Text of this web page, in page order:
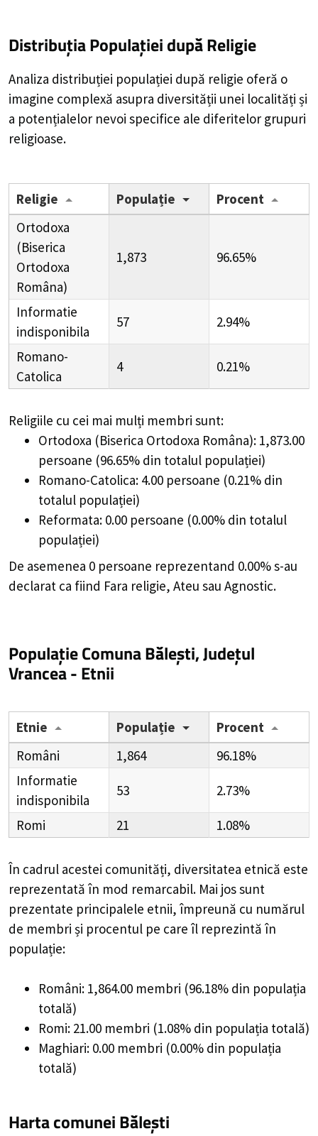
Distribuția Populațieidupă Religie
Analiza distribuției populației după religie oferă o
imagine complexă asupra diversității unei localități și
a potențialelor nevoi specifice ale diferitelor grupuri
religioase.
Religie Populație
Procent
Ortodoxa
(Biserica
Ortodoxa
Româna)
1,873 96.65%
Informatie
indisponibila
57 2.94%
Romano-
Catolica
4 0.21%
Religiile cu cei mai mulți membri sunt:
Ortodoxa (Biserica Ortodoxa Româna): 1,873.00
persoane (96.65% din totalul populației)
Romano-Catolica: 4.00 persoane (0.21% din
totalul populației)
Reformata: 0.00 persoane (0.00% din totalul
populației)
De asemenea 0 persoane reprezentand 0.00% s-au
declarat ca fiind Fara religie, Ateu sau Agnostic.
Populație Comuna Bălești, Județul
Vrancea - Etnii
Etnie Populație
Procent
Români
1,864
96.18%
Informatie
indisponibila
53 2.73%
Romi 21 1.08%
În cadrul acestei comunități, diversitatea etnică este
reprezentată în mod remarcabil. Mai jos sunt
prezentate principalele etnii, împreună cu numărul
de membri și procentul pe care îl reprezintă în
populație:
Români: 1,864.00 membri (96.18% din populația
totală)
Romi: 21.00 membri (1.08% din populația totală)
Maghiari: 0.00 membri (0.00% din populația
totală)
Harta comunei Bălești